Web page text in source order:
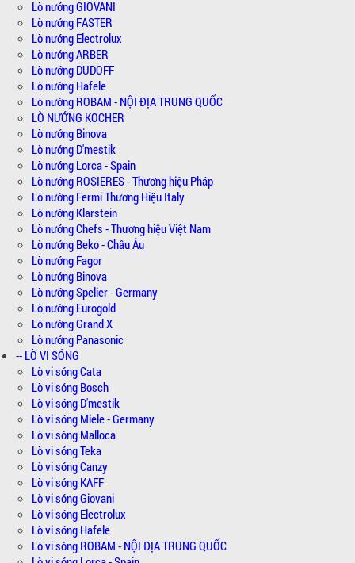
Lò nướng GIOVANI
Lò nướng FASTER
Lò nướng Electrolux
Lò nướng ARBER
Lò nướng DUDOFF
Lò nướng Hafele
Lò nướng ROBAM - NỘI ĐỊA TRUNG QUỐC
LÒ NƯỚNG KOCHER
Lò nướng Binova
Lò nướng D'mestik
Lò nướng Lorca - Spain
Lò nướng ROSIERES - Thương hiệu Pháp
Lò nướng Fermi Thương Hiệu Italy
Lò nướng Klarstein
Lò nướng Chefs - Thương hiệu Việt Nam
Lò nướng Beko - Châu Âu
Lò nướng Fagor
Lò nướng Binova
Lò nướng Spelier - Germany
Lò nướng Eurogold
Lò nướng Grand X
Lò nướng Panasonic
-- LÒ VI SÓNG
Lò vi sóng Cata
Lò vi sóng Bosch
Lò vi sóng D'mestik
Lò vi sóng Miele - Germany
Lò vi sóng Malloca
Lò vi sóng Teka
Lò vi sóng Canzy
Lò vi sóng KAFF
Lò vi sóng Giovani
Lò vi sóng Electrolux
Lò vi sóng Hafele
Lò vi sóng ROBAM - NỘI ĐỊA TRUNG QUỐC